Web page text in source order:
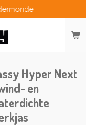
Hyper Next
en